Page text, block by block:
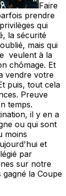
Faire
prendre
qui
la sécurité
mais qui
veulent à la
chômage. Et
vendre votre
puis, tout cela
Preuve
temps.
il y en a
ou qui sont
moins
et
par
sur notre
la Coupe